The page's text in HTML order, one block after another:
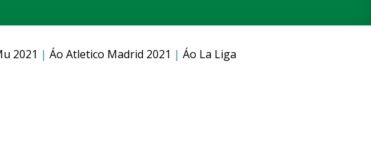
2021 | Áo Atletico Madrid 2021 | Áo La Liga